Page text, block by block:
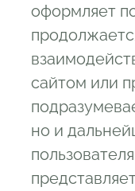
оформляет
сайтом или
но и